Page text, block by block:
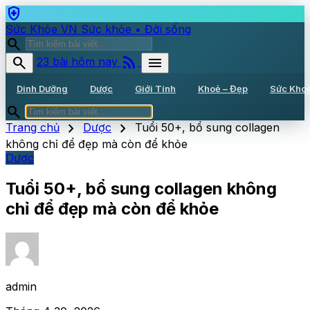
health_and_safety
Sức Khỏe VN Sức khỏe • Đời sống
search
search
23 bài hôm nay rss_feed menu
Dinh Dưỡng Dược Giới Tính Khoẻ – Đẹp Sức
search
Trang chủ chevron_right Dược chevron_right Tuổi 50+, bổ sung collagen
không chỉ để đẹp mà còn để khỏe
Dược
Tuổi 50+, bổ sung collagen không
chỉ để đẹp mà còn để khỏe
admin